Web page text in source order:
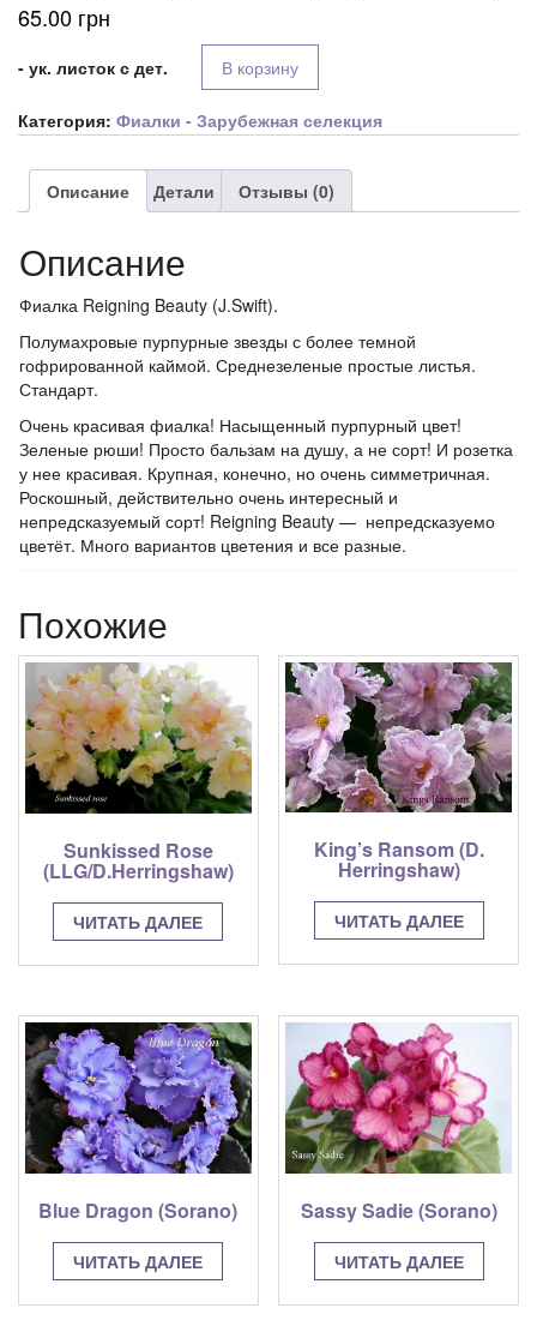
65.00 грн
- ук. листок с дет. В корзину
Категория: Фиалки - Зарубежная селекция
Описание Детали Отзывы (0)
Описание
Фиалка Reigning Beauty (J.Swift).
Полумахровые пурпурные звезды с более темной
гофрированной каймой. Среднезеленые простые листья.
Стандарт.
Очень красивая фиалка! Насыщенный пурпурный цвет!
Зеленые рюши! Просто бальзам на душу, а не сорт! И розетка
у нее красивая. Крупная, конечно, но очень симметричная.
Роскошный, действительно очень интересный и
непредсказуемый сорт! Reigning Beauty — непредсказуемо
цветёт. Много вариантов цветения и все разные.
Похожие
Sunkissed Rose
(LLG/D.Herringshaw)
ЧИТАТЬ ДАЛЕЕ
King’s Ransom (D.
Herringshaw)
ЧИТАТЬ ДАЛЕЕ
Blue Dragon (Sorano)
ЧИТАТЬ ДАЛЕЕ
Sassy Sadie (Sorano)
ЧИТАТЬ ДАЛЕЕ